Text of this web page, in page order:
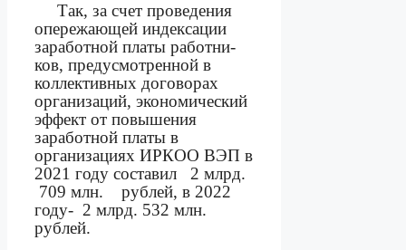
Так, за счет проведения
опережающей индексации
заработной платы работни-
ков, предусмотренной в
коллективных договорах
организаций, экономический
эффект от повышения
заработной платы в
организациях ИРКОО ВЭП в
2021 году составил
2 млрд.
709 млн.
рублей, в 2022
году- 2 млрд. 532 млн.
рублей.